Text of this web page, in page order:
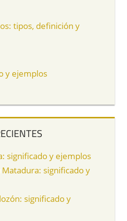
tipos, definición y
y ejemplos
significado y ejemplos
Matadura: significado y
significado y